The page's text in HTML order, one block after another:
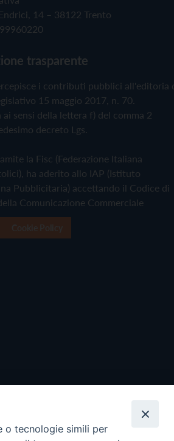
14 – 38122 Trento
trasparente
i contributi pubblici all'editoria
15 maggio 2017, n. 70.
ai sensi della lettera f) del comma 2
decreto Lgs.
la Fisc (Federazione Italiana
ha aderito allo IAP (Istituto
Pubblicitaria) accettando il Codice di
Comunicazione Commerciale
o tecnologie simili per